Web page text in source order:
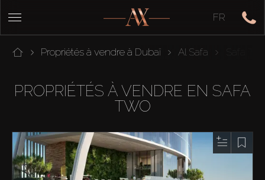
FR
Propriétés à vendre à Dubaï Al Safa
PROPRIÉTÉS À VENDRE EN SAFA
TWO